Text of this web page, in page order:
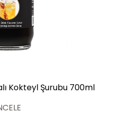
Kokteyl Şurubu 700ml